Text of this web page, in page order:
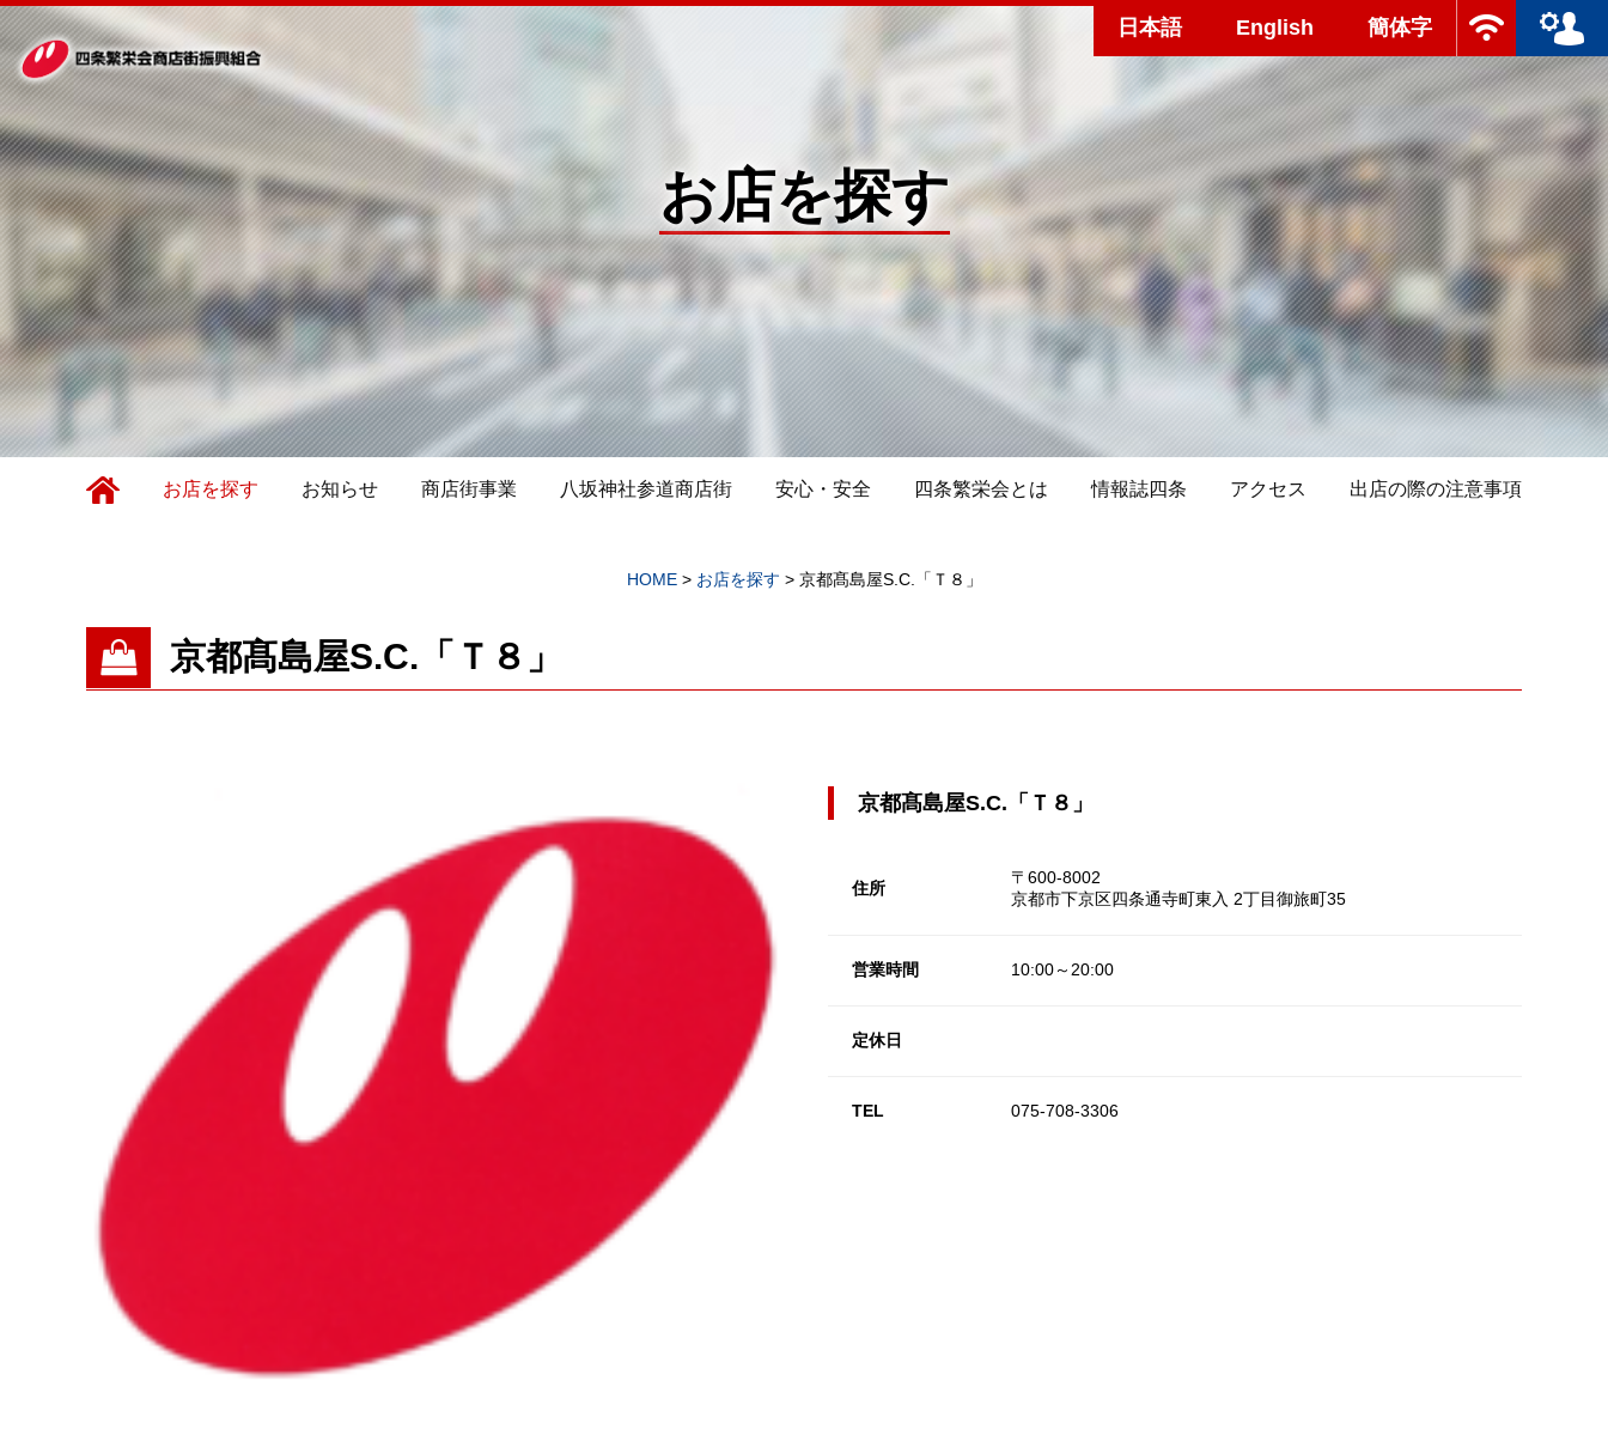
日本語 English 簡体字
お店を探す
お店を探す お知らせ 商店街事業 八坂神社参道商店街 安心・安全 四条繁栄会とは 情報誌四条 アクセス 出店の際の注意事項
HOME> お店を探す > 京都髙島屋S.C.「Ｔ８」
京都髙島屋S.C.「Ｔ８」
京都髙島屋S.C.「Ｔ８」
住所
〒600-8002
京都市下京区四条通寺町東入 2丁目御旅町35
営業時間 10:00～20:00
定休日
TEL 075-708-3306